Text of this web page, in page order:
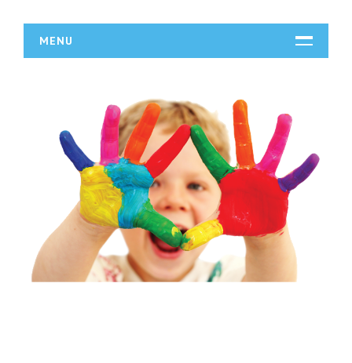
MENU
DZIAŁALNOŚĆ
Biura Rachunkowe
Doradztwo
Drukarnie
Handel
Hurtownie
Kredyty, Leasing
Oferty Pracy